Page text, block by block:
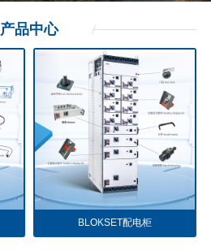
产品中心
BLOKSET配电柜